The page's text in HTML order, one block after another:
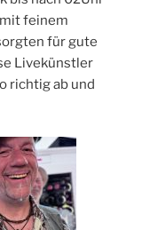
feinem
für gute
Livekünstler
richtig ab und